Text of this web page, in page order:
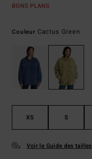
BONS PLANS
Couleur Cactus Green
XS S
Voir le Guide des tailles